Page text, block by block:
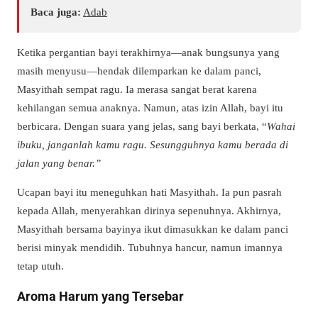
Baca juga: Adab
Ketika pergantian bayi terakhirnya—anak bungsunya yang
masih menyusu—hendak dilemparkan ke dalam panci,
Masyithah sempat ragu. Ia merasa sangat berat karena
kehilangan semua anaknya. Namun, atas izin Allah, bayi itu
berbicara. Dengan suara yang jelas, sang bayi berkata, “Wahai
ibuku, janganlah kamu ragu. Sesungguhnya kamu berada di
jalan yang benar.”
Ucapan bayi itu meneguhkan hati Masyithah. Ia pun pasrah
kepada Allah, menyerahkan dirinya sepenuhnya. Akhirnya,
Masyithah bersama bayinya ikut dimasukkan ke dalam panci
berisi minyak mendidih. Tubuhnya hancur, namun imannya
tetap utuh.
Aroma Harum yang Tersebar